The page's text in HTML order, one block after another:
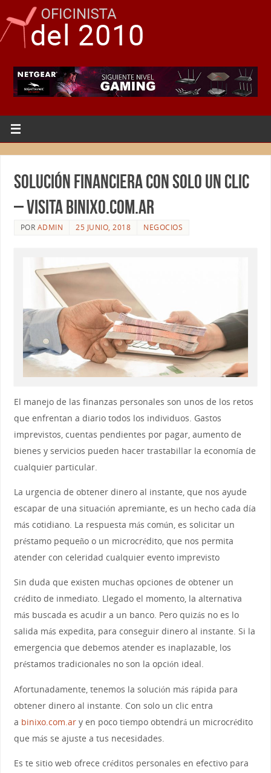
Solución financiera con solo un clic
– Visita Binixo.com.ar
POR ADMIN 25 JUNIO, 2018 NEGOCIOS
El manejo de las finanzas personales son unos de los retos
que enfrentan a diario todos los individuos. Gastos
imprevistos, cuentas pendientes por pagar, aumento de
bienes y servicios pueden hacer trastabillar la economía de
cualquier particular.
La urgencia de obtener dinero al instante, que nos ayude
escapar de una situación apremiante, es un hecho cada día
más cotidiano. La respuesta más común, es solicitar un
préstamo pequeño o un microcrédito, que nos permita
atender con celeridad cualquier evento imprevisto
Sin duda que existen muchas opciones de obtener un
crédito de inmediato. Llegado el momento, la alternativa
más buscada es acudir a un banco. Pero quizás no es lo
salida más expedita, para conseguir dinero al instante. Si la
emergencia que debemos atender es inaplazable, los
préstamos tradicionales no son la opción ideal.
Afortunadamente, tenemos la solución más rápida para
obtener dinero al instante. Con solo un clic entra
a binixo.com.ary en poco tiempo obtendrá un microcrédito
que más se ajuste a tus necesidades.
Es te sitio web ofrece créditos personales en efectivo para